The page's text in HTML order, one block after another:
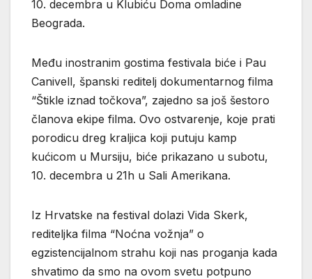
10. decembra u Klubiću Doma omladine
Beograda.
Među inostranim gostima festivala biće i Pau
Canivell, španski reditelj dokumentarnog filma
“Štikle iznad točkova”, zajedno sa još šestoro
članova ekipe filma. Ovo ostvarenje, koje prati
porodicu dreg kraljica koji putuju kamp
kućicom u Mursiju, biće prikazano u subotu,
10. decembra u 21h u Sali Amerikana.
Iz Hrvatske na festival dolazi Vida Skerk,
rediteljka filma “Noćna vožnja” o
egzistencijalnom strahu koji nas proganja kada
shvatimo da smo na ovom svetu potpuno